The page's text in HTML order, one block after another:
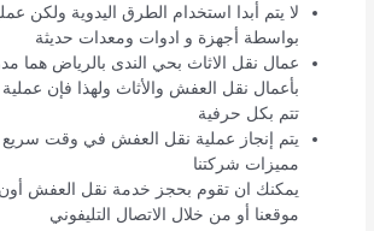
لا يتم أبدا استخدام الطرق اليدوية ولكن
بواسطة أجهزة و ادوات ومعدات حديثة
عمال نقل الاثاث بحي الندى بالرياض هما
بأعمال نقل العفش والأثاث ولهذا فإن
تتم بكل حرفية
يتم إنجاز عملية نقل العفش في وقت
مميزات شركتنا
يمكنك ان تقوم بحجز خدمة نقل العفش
موقعنا أو من خلال الاتصال التليفوني